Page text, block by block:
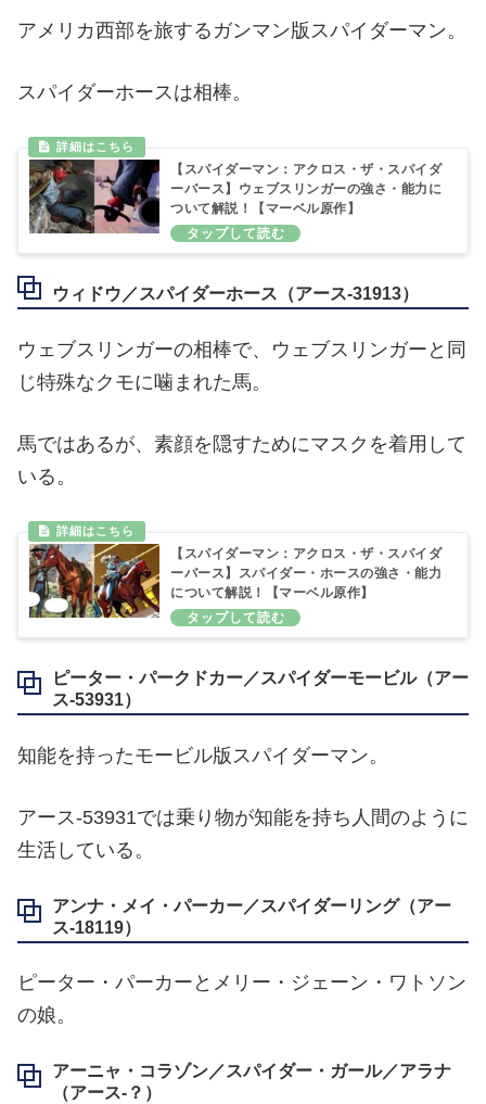
アメリカ西部を旅するガンマン版スパイダーマン。
スパイダーホースは相棒。
【スパイダーマン：アクロス・ザ・スパイダ
ーバース】ウェブスリンガーの強さ・能力に
ついて解説！【マーベル原作】
ウィドウ／スパイダーホース（アース‐31913）
ウェブスリンガーの相棒で、ウェブスリンガーと同
じ特殊なクモに噛まれた馬。
馬ではあるが、素顔を隠すためにマスクを着用して
いる。
【スパイダーマン：アクロス・ザ・スパイダ
ーバース】スパイダー・ホースの強さ・能力
について解説！【マーベル原作】
ピーター・パークドカー／スパイダーモービル（アー
ス‐53931）
知能を持ったモービル版スパイダーマン。
アース‐53931では乗り物が知能を持ち人間のように
生活している。
アンナ・メイ・パーカー／スパイダーリング（アー
ス‐18119）
ピーター・パーカーとメリー・ジェーン・ワトソン
の娘。
アーニャ・コラゾン／スパイダー・ガール／アラナ
（アース‐？）